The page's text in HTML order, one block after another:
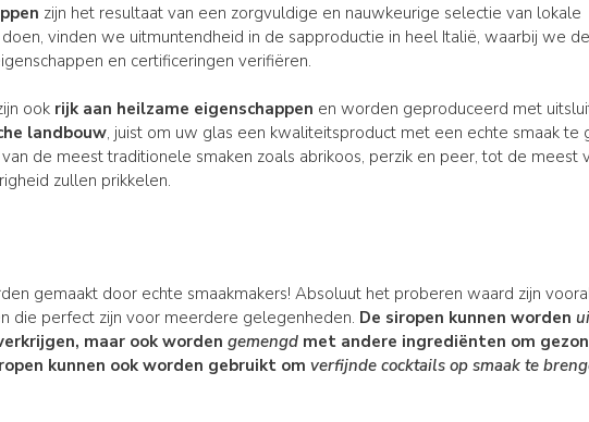
zijn het resultaat van een zorgvuldige en nauwkeurige selectie van lokale
vinden we uitmuntendheid in de sapproductie in heel Italië, waarbij we de
en certificeringen verifiëren.
ook rijk aan heilzame eigenschappen en worden geproduceerd met
landbouw, juist om uw glas een kwaliteitsproduct met een echte smaak te
de meest traditionele smaken zoals abrikoos, perzik en peer, tot de meest
zullen prikkelen.
gemaakt door echte smaakmakers! Absoluut het proberen waard zijn
die perfect zijn voor meerdere gelegenheden. De siropen kunnen worden
maar ook wordengemengd met andere ingrediënten om
kunnen ook worden gebruikt omverfijnde cocktails opsmaak te